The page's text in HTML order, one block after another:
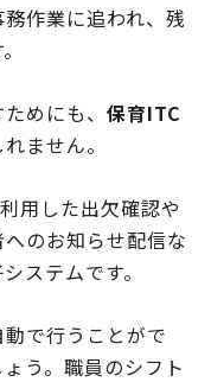
作業に追われ、残
めにも、 保育ITC
ません。
用した出欠確認や
のお知らせ配信な
ステムです。
で行うことがで
う。職員のシフト